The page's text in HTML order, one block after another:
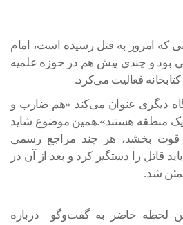
امروز به قتل رسیده است، امام
بود و چندی پیش هم در حوزه علمیه
فعالیت می‌کرد.
دیگری عنوان می‌کند «هم ضارب و
منطقه هستند».همین موضوع شاید
قوت بخشد، هر چند مراجع رسمی
قاتل را دستگیر کرد و بعد از آن در
شد.
لحظه حاضر به گفت‌وگو درباره